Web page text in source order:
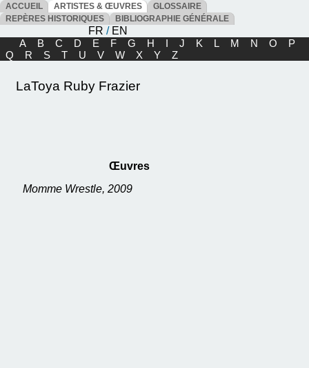
ACCUEIL ARTISTES & ŒUVRES
GLOSSAIRE
REPÈRES HISTORIQUES
BIBLIOGRAPHIE GÉNÉRALE
FR / EN
A
B C D E F G H I J K L M N O
P
Q
R S T U V W X Y Z